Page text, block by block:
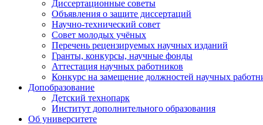
Диссертационные советы
Объявления о защите диссертаций
Научно-технический совет
Совет молодых учёных
Перечень рецензируемых научных изданий
Гранты, конкурсы, научные фонды
Аттестация научных работников
Конкурс на замещение должностей научных
Допобразование
Детский технопарк
Институт дополнительного образования
Об университете